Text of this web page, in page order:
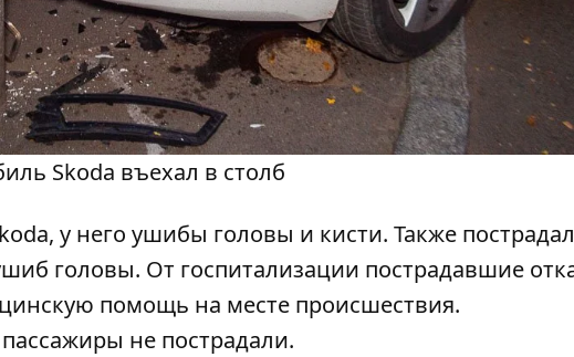
Skoda въехал в столб
у него ушибы головы и кисти. Также
головы. От госпитализации пострадавшие
помощь на месте происшествия.
не пострадали.